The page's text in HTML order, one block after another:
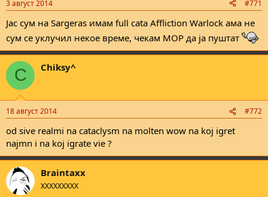
s
3 август 2014 #771
Јас сум на Sargeras имам full cata Affliction Warlock ама не
сум се уклучил некое време, чекам MOP да ја пуштат
C Chiksy^
18 август 2014 #772
od sive realmi na cataclysm na molten wow na koj igret
najmn i na koj igrate vie ?
Braintaxx
XXXXXXXXX